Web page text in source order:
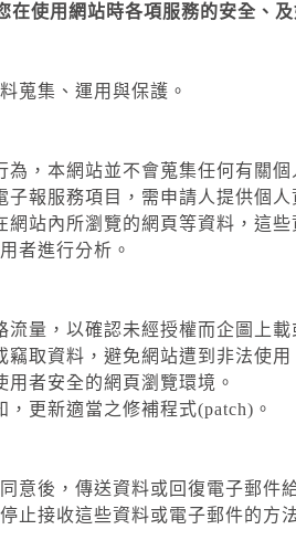
使用網站時各項服務的安全、
蒐集、運用與保護。
，本網站並不會蒐集任何有關個
報服務項目，需申請人提供個
站內所瀏覽的網頁等資料，這
者進行分析。
量，以確認未經授權而企圖上
取資料，避免網站遭到非法使用
者安全的網頁瀏覽環境。
更新適當之修補程式(patch)。
意後，傳送資料或回復電子郵
止接收這些資料或電子郵件的方